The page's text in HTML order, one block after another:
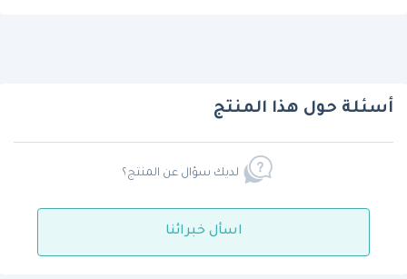
أسئلة حول هذا المنتج
لديك سؤال عن المنتج؟
اسأل خبرائنا